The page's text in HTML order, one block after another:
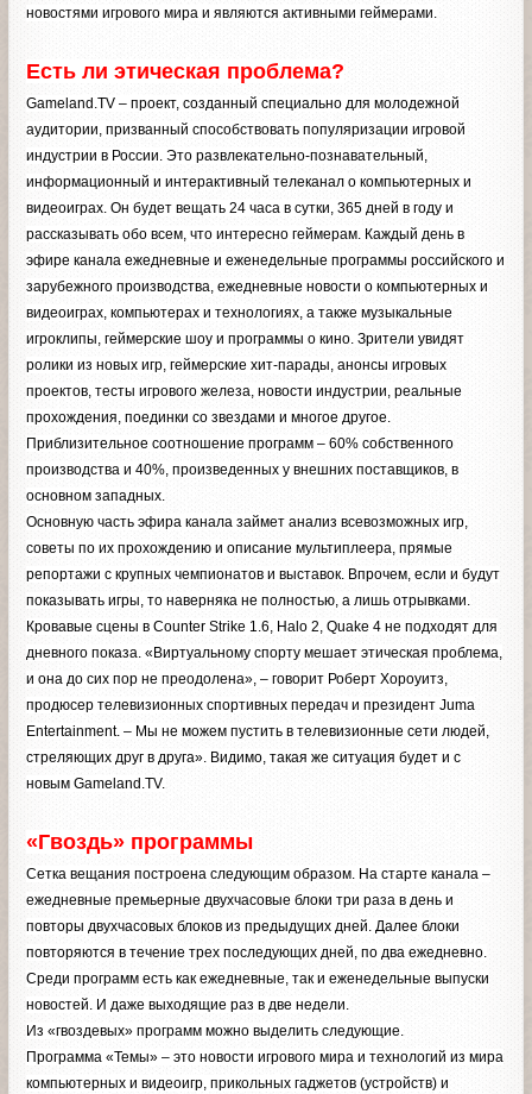
новостями игрового мира и являются активными геймерами.
Есть ли этическая проблема?
Gameland.TV – проект, созданный специально для молодежной
аудитории, призванный способствовать популяризации игровой
индустрии в России. Это развлекательно-познавательный,
информационный и интерактивный телеканал о компьютерных и
видеоиграх. Он будет вещать 24 часа в сутки, 365 дней в году и
рассказывать обо всем, что интересно геймерам. Каждый день в
эфире канала ежедневные и еженедельные программы российского и
зарубежного производства, ежедневные новости о компьютерных и
видеоиграх, компьютерах и технологиях, а также музыкальные
игроклипы, геймерские шоу и программы о кино. Зрители увидят
ролики из новых игр, геймерские хит-парады, анонсы игровых
проектов, тесты игрового железа, новости индустрии, реальные
прохождения, поединки со звездами и многое другое.
Приблизительное соотношение программ – 60% собственного
производства и 40%, произведенных у внешних поставщиков, в
основном западных.
Основную часть эфира канала займет анализ всевозможных игр,
советы по их прохождению и описание мультиплеера, прямые
репортажи с крупных чемпионатов и выставок. Впрочем, если и будут
показывать игры, то наверняка не полностью, а лишь отрывками.
Кровавые сцены в Counter Strike 1.6, Halo 2, Quake 4 не подходят для
дневного показа. «Виртуальному спорту мешает этическая проблема,
и она до сих пор не преодолена», – говорит Роберт Хороуитз,
продюсер телевизионных спортивных передач и президент Juma
Entertainment. – Мы не можем пустить в телевизионные сети людей,
стреляющих друг в друга». Видимо, такая же ситуация будет и с
новым Gameland.TV.
«Гвоздь» программы
Сетка вещания построена следующим образом. На старте канала –
ежедневные премьерные двухчасовые блоки три раза в день и
повторы двухчасовых блоков из предыдущих дней. Далее блоки
повторяются в течение трех последующих дней, по два ежедневно.
Среди программ есть как ежедневные, так и еженедельные выпуски
новостей. И даже выходящие раз в две недели.
Из «гвоздевых» программ можно выделить следующие.
Программа «Темы» – это новости игрового мира и технологий из мира
компьютерных и видеоигр, прикольных гаджетов (устройств) и